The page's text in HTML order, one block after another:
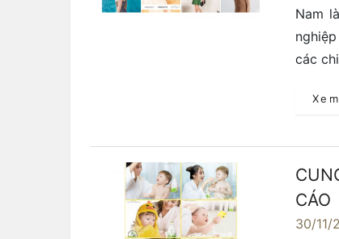
Nam
các
CÁO
30/11/